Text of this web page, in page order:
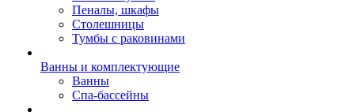
Пеналы, шкафы
Столешницы
Тумбы с раковинами
Ванны и комплектующие
Ванны
Спа-бассейны